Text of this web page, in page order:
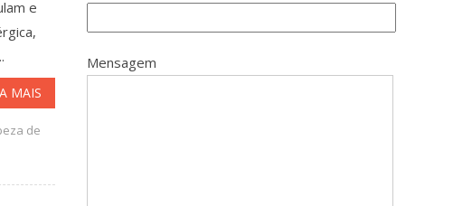
e
MAIS
de
Mensagem